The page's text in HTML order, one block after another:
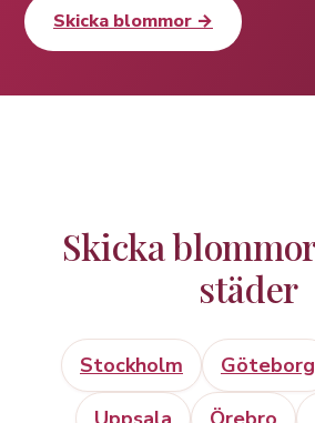
Skicka blommor →
Skicka
städer
Stockholm Göteborg